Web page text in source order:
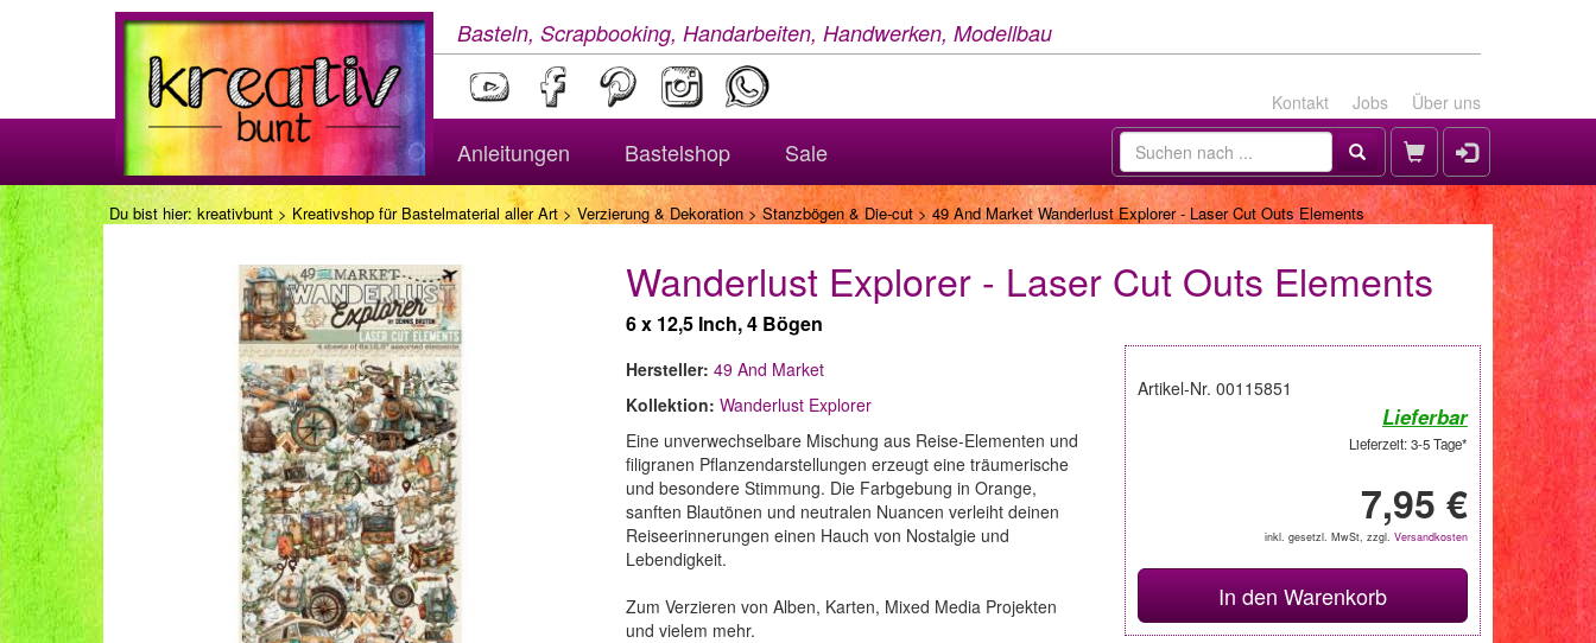
Basteln, Scrapbooking, Handarbeiten, Handwerken, Modellbau
Kontakt Jobs Über uns
Anleitungen Bastelshop Sale
Du bist hier: kreativbunt > Kreativshop für Bastelmaterial aller Art> Verzierung & Dekoration>Stanzbögen & Die-cut> 49 And Market Wanderlust Explorer - Laser Cut Outs Elements
Wanderlust Explorer - Laser Cut Outs Elements
6 x 12,5 Inch, 4 Bögen
Artikel-Nr. 00115851
Lieferbar
Lieferzeit: 3-5 Tage*
7,95 €
inkl. gesetzl. MwSt, zzgl. Versandkosten
In den Warenkorb
Hersteller: 49 And Market
Kollektion: Wanderlust Explorer
Eine unverwechselbare Mischung aus Reise-Elementen und
filigranen Pflanzendarstellungen erzeugt eine träumerische
und besondere Stimmung. Die Farbgebung in Orange,
sanften Blautönen und neutralen Nuancen verleiht deinen
Reiseerinnerungen einen Hauch von Nostalgie und
Lebendigkeit.
Zum Verzieren von Alben, Karten, Mixed Media Projekten
und vielem mehr.